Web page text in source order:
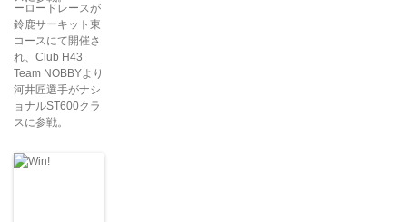
ーロードレースが
鈴鹿サーキット東
コースにて開催さ
れ、Club H43
Team NOBBYより
河井匠選手がナシ
ョナルST600クラ
スに参戦。